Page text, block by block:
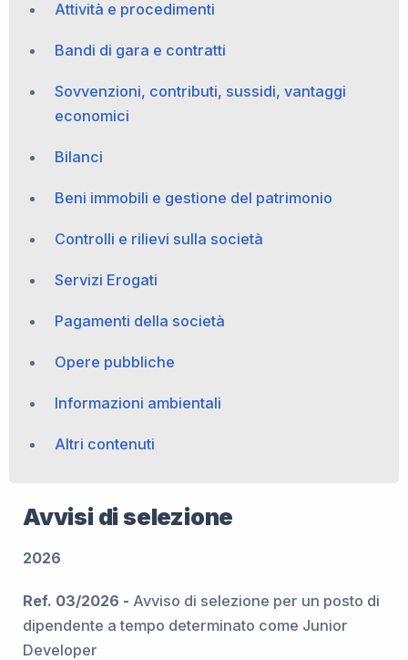
Attività e procedimenti
Bandi di gara e contratti
Sovvenzioni, contributi, sussidi, vantaggi
economici
Bilanci
Beni immobili e gestione del patrimonio
Controlli e rilievi sulla società
Servizi Erogati
Pagamenti della società
Opere pubbliche
Informazioni ambientali
Altri contenuti
Avvisi di selezione
2026
Ref. 03/2026 - Avviso di selezione per un posto di
dipendente a tempo determinato come Junior
Developer